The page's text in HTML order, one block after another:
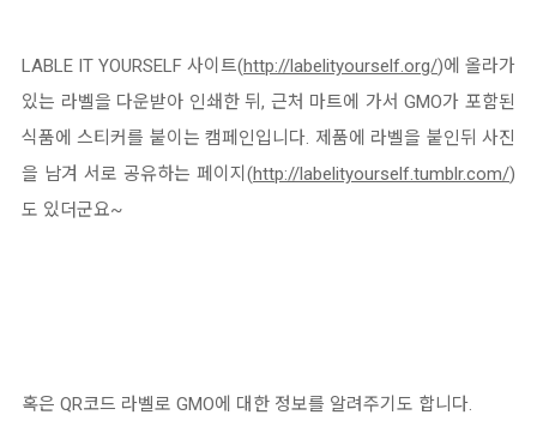
LABLE IT YOURSELF 사이트(http://labelityourself.org/)에 올라가
있는 라벨을 다운받아 인쇄한 뒤, 근처 마트에 가서 GMO가 포함된
식품에 스티커를 붙이는 캠페인입니다. 제품에 라벨을 붙인뒤 사진
을 남겨 서로 공유하는 페이지(http://labelityourself.tumblr.com/)
도 있더군요~
혹은 QR코드 라벨로 GMO에 대한 정보를 알려주기도 합니다.